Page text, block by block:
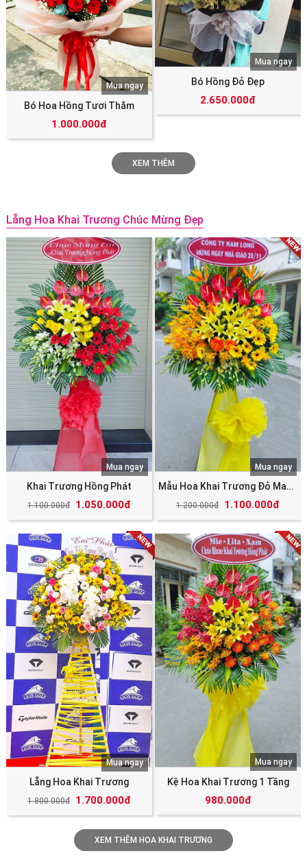
Bó Hoa Hồng Tươi Thắm
1.000.000đ
Mua ngay Bó Hồng Đỏ Đẹp
2.650.000đ
Mua ngay
XEM THÊM
Lẵng Hoa Khai Trương Chúc Mừng Đẹp
Khai Trương Hồng Phát
1.100.000đ 1.050.000đ
Mua ngay
Mẫu Hoa Khai Trương Đỏ May Mắn Tài Lộc
1.200.000đ 1.100.000đ
Mua ngay
Lẵng Hoa Khai Trương
1.800.000đ 1.700.000đ
Mua ngay
Kệ Hoa Khai Trương 1 Tầng
980.000đ
Mua ngay
XEM THÊM HOA KHAI TRƯƠNG